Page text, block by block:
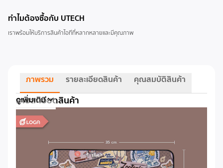
ทำไมต้องซื้อกับ UTECH
เราพร้อมให้บริการสินค้าไอทีที่หลากหลายและมีคุณภาพ
ภาพรวม รายละเอียดสินค้า คุณสมบัติสินค้า
รายละเอียดสินค้า
ดูเพิ่มเติม